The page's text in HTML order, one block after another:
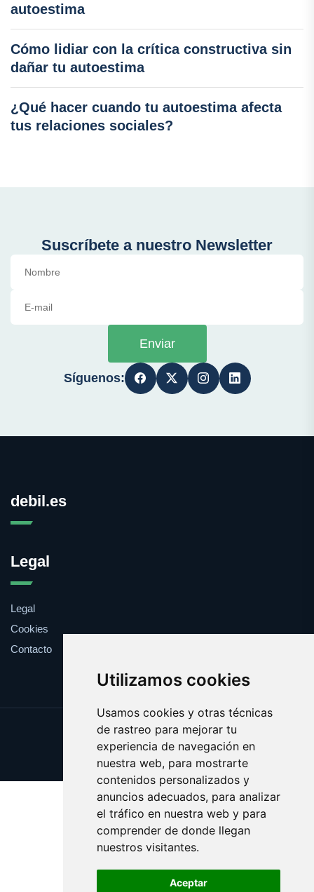
Utilizamos cookies
Usamos cookies y otras técnicas
de rastreo para mejorar tu
experiencia de navegación en
nuestra web, para mostrarte
contenidos personalizados y
anuncios adecuados, para analizar
el tráfico en nuestra web y para
comprender de donde llegan
nuestros visitantes.
Aceptar
autoestima
Cómo lidiar con la crítica constructiva sin
dañar tu autoestima
¿Qué hacer cuando tu autoestima afecta
tus relaciones sociales?
Suscríbete a nuestro Newsletter
Enviar
Síguenos:
debil.es
Legal
Legal
Cookies
Contacto
Update cookies preferences
Copyright © 2025 debil.es